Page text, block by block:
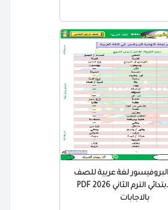
لغة عربية للصف
الرابع الابتدائي الترم الثاني 2026 PDF
بالاجابات